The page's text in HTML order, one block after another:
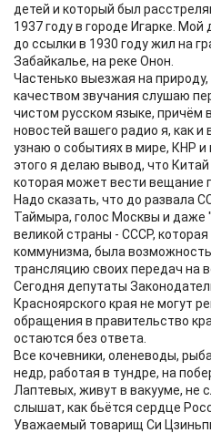
детей и который был
1937 году в городе Игарке.
до ссылки в 1930 году жил на
Забайкалье, на реке Онон.
Частенько выезжая на
качеством звучания слушаю
чистом русском языке, причём
новостей вашего радио я, как
узнаю о событиях в мире, КНР и
этого я делаю вывод, что Китай
которая может вести вещание
Надо сказать, что до развала
Таймыра, голос Москвы и даже
великой страны - СССР,
коммунизма, была
трансляцию своих передач на
Сегодня депутаты
Красноярского края не могут
обращения в правительство
остаются без ответа.
Все кочевники, оленеводы,
недр, работая в тундре, на
Лаптевых, живут в вакууме, не
слышат, как бьётся сердце
Уважаемый товарищ Си